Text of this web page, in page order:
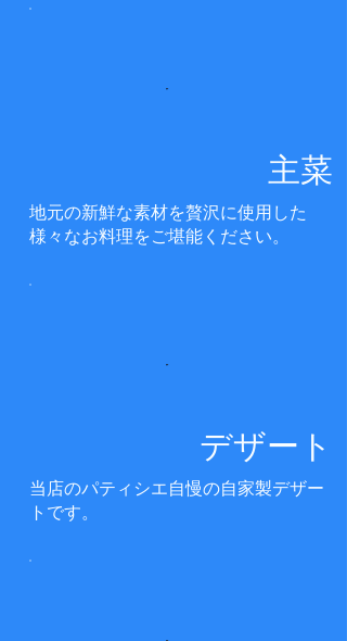
主菜
地元の新鮮な素材を贅沢に使用した
様々なお料理をご堪能ください。
デザート
当店のパティシエ自慢の自家製デザー
トです。